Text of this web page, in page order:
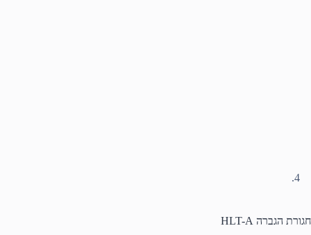
חגורת הגברה HLT-A